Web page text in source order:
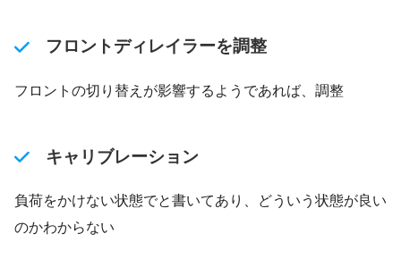
フロントディレイラーを調整
フロントの切り替えが影響するようであれば、調整
キャリブレーション
負荷をかけない状態でと書いてあり、どういう状態が良い
のかわからない